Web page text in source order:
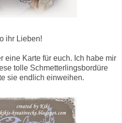
ihr Lieben!
eine Karte für euch. Ich habe mir
tolle Schmetterlingsbordüre
sie endlich einweihen.